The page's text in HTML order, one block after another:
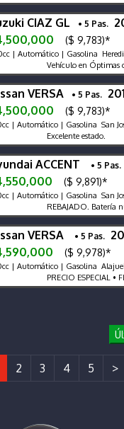
CIAZ GL • 5 Pas.
($ 9,783)*
| Automático | Gasolina
Vehículo en Óptimas
VERSA • 5 Pas.
($ 9,783)*
| Automático | Gasolina San
Excelente estado.
ACCENT • 5 Pas.
($ 9,891)*
| Automático | Gasolina San
REBAJADO. Batería
VERSA • 5 Pas.
($ 9,978)*
| Automático | Gasolina
PRECIO ESPECIAL •
2 3 4 5 >